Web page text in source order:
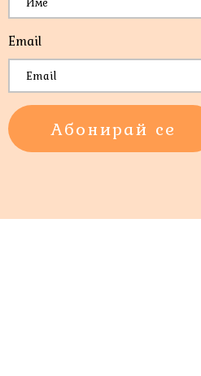
Email
Абонирай се